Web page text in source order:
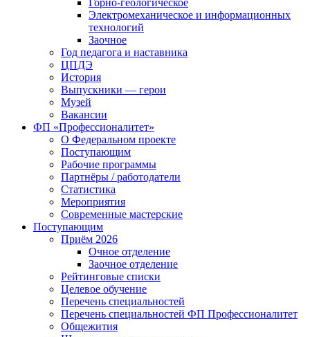
Горно-геологическое
Электромеханическое и информационных
технологий
Заочное
Год педагога и наставника
ЦПДЭ
История
Выпускники — герои
Музей
Вакансии
ФП «Профессионалитет»
О Федеральном проекте
Поступающим
Рабочие программы
Партнёры / работодатели
Статистика
Мероприятия
Современные мастерские
Поступающим
Приём 2026
Очное отделение
Заочное отделение
Рейтинговые списки
Целевое обучение
Перечень специальностей
Перечень специальностей ФП Профессионалитет
Общежития